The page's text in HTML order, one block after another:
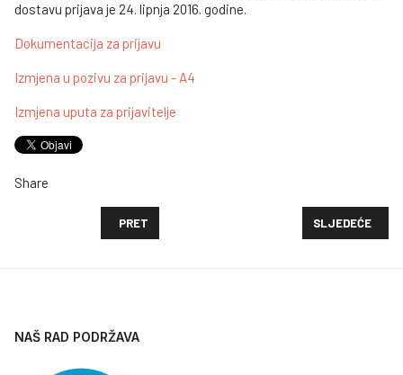
dostavu prijava je 24. lipnja 2016. godine.
Dokumentacija za prijavu
Izmjena u pozivu za prijavu - A4
Izmjena uputa za prijavitelje
Share
PRETHODNI ČLANAK: POZIV ZA PRIJAVU
PRET SLJEDEĆI
SLJEDEĆE
NAŠ RAD PODRŽAVA